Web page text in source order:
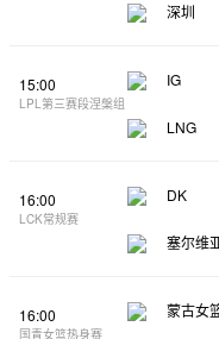
深圳
15:00
LPL第三赛段涅槃组
IG
LNG
16:00
LCK常规赛
DK
塞尔维
16:00
国青女篮热身赛
蒙古女